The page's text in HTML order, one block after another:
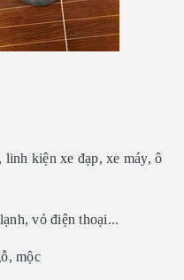
linh kiện xe đạp, xe máy, ô
vỏ điện thoại...
mộc